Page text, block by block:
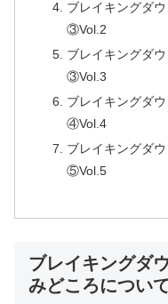
ブレイキングダ
③Vol.2
ブレイキングダ
③Vol.3
ブレイキングダ
④Vol.4
ブレイキングダ
⑤Vol.5
ブレイキングダ
みどころについ